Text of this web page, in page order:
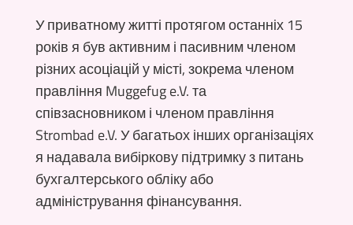
У приватному житті протягом останніх 15
років я був активним і пасивним членом
різних асоціацій у місті, зокрема членом
правління Muggefug e.V. та
співзасновником і членом правління
Strombad e.V. У багатьох інших організаціях
я надавала вибіркову підтримку з питань
бухгалтерського обліку або
адміністрування фінансування.